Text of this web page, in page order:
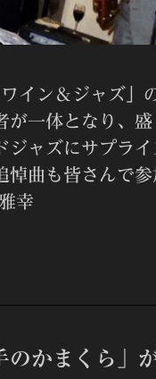
イン＆ジャズ」
一体となり、盛
ャズにサプラ
悼曲も皆さんで
幸
かまくら」